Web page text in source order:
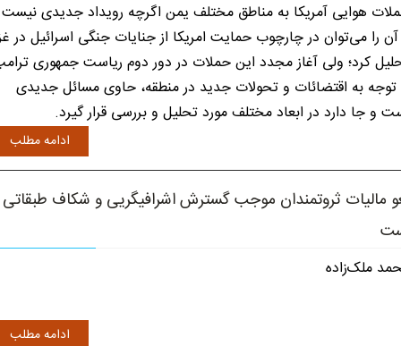
هوایی آمریکا به مناطق مختلف یمن اگرچه رویداد جدیدی نیست
را می‌توان در چارچوب حمایت امریکا از جنایات جنگی اسرائیل در
کرد؛ ولی آغاز مجدد این حملات در دور دوم ریاست جمهوری
توجه به اقتضائات و تحولات جدید در منطقه، حاوی مسائل جدیدی
و جا دارد در ابعاد مختلف مورد تحلیل و بررسی قرار گیرد.
ادامه مطلب
لغو مالیات ثروتمندان موجب گسترش اشرافی‎گریی و شکاف طبقاتی
ملک‌زاده
ادامه مطلب